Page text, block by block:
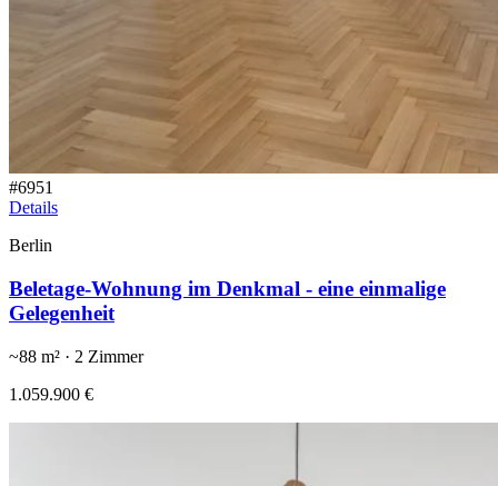
#6951
Details
Berlin
Beletage-Wohnung im Denkmal - eine einmalige
Gelegenheit
~88 m² · 2 Zimmer
1.059.900 €